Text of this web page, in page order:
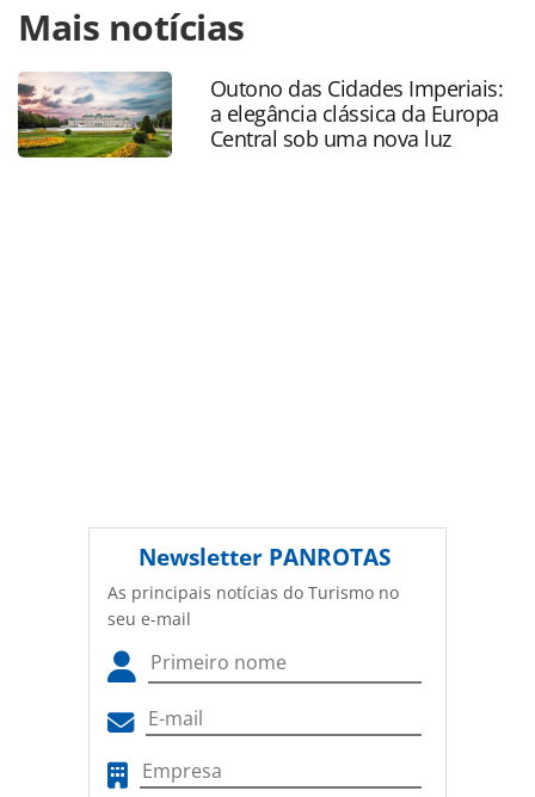
https://www.panrotas.com.br/mercado/cartoes-de-
assistencia/2022/11/affinity-prorroga-black-friday-ate-o-
final-de-dezembro_193101.html ou as ferramentas
oferecidas na página. Todo o conteúdo produzido pela
PANROTAS Editora é protegido pela legislação brasileira
sobre direito autoral. Não reproduza o conteúdo sem
Mais notícias
Outono das Cidades Imperiais:
a elegância clássica da Europa
Central sob uma nova luz
Newsletter PANROTAS
As principais notícias do Turismo no
seu e-mail